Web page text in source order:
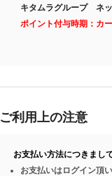
キタムラグループ ネ
ポイント付与時期：カ
ご利用上の注意
お支払い方法につきまし
お支払いはログイン頂